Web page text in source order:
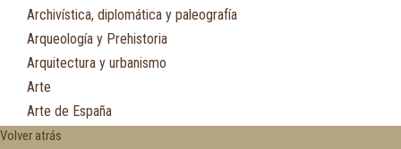
Archivística, diplomática y paleografía
Arqueología y Prehistoria
Arquitectura y urbanismo
Arte
Arte de España
Asia
Volver atrás